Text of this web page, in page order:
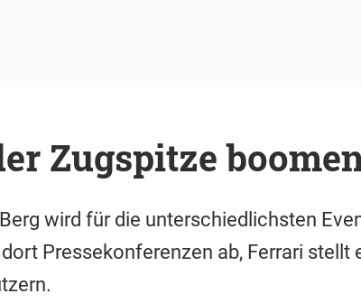
Zugspitze
wird für die unterschiedlichsten
Pressekonferenzen ab, Ferrari stellt